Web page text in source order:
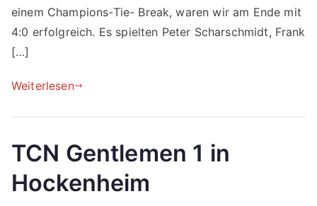
einem Champions-Tie- Break, waren wir am Ende mit
4:0 erfolgreich. Es spielten Peter Scharschmidt, Frank
[…]
Weiterlesen
TCN Gentlemen 1 in
Hockenheim